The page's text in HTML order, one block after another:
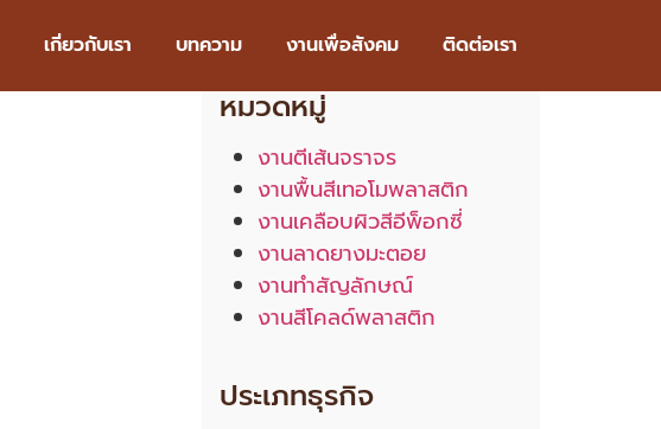
เกี่ยวกับเรา บทความ งานเพื่อสังคม
ติดต่อเรา
หมวดหมู่
งานตีเส้นจราจร
งานพื้นสีเทอโมพลาสติก
งานเคลือบผิวสีอีพ็อกซี่
งานลาดยางมะตอย
งานทำสัญลักษณ์
งานสีโคลด์พลาสติก
ประเภทธุรกิจ